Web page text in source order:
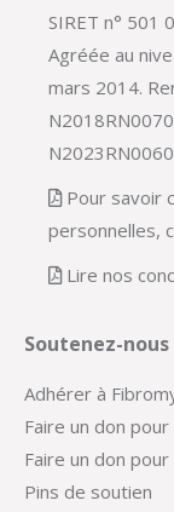
SIRET n° 501
Agréée au
mars 2014.
N2023RN0060
Pour savoir
personnelles,
Lire nos
Soutenez-nous
Adhérer à
Faire un don pour
Faire un don
Pins de soutien